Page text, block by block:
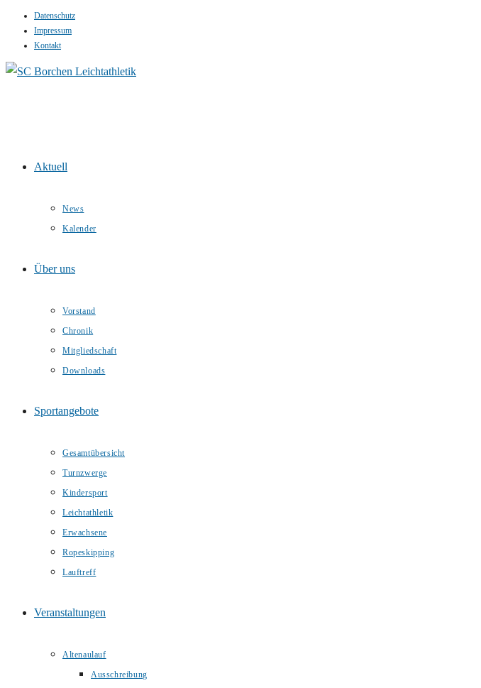
Zum
Datenschutz
Impressum
Kontakt
Aktuell
News
Kalender
Über uns
Vorstand
Chronik
Mitgliedschaft
Downloads
Sportangebote
Gesamtübersicht
Turnzwerge
Kindersport
Leichtathletik
Erwachsene
Ropeskipping
Lauftreff
Veranstaltungen
Altenaulauf
Ausschreibung